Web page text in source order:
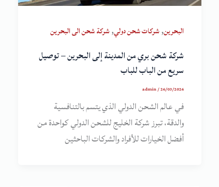
البحرين,شركات شحن دولي,شركة شحن الى البحرين
شركة شحن بري من المدينة إلى البحرين – توصيل
سريع من الباب للباب
admin/26/03/2026
في عالم الشحن الدولي الذي يتسم بالتنافسية
والدقة، تبرز شركة الخليج للشحن الدولي كواحدة من
أفضل الخيارات للأفراد والشركات الباحثين